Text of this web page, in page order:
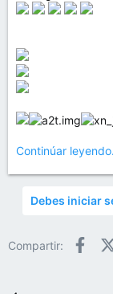
Continúar
Debes iniciar
Compartir: